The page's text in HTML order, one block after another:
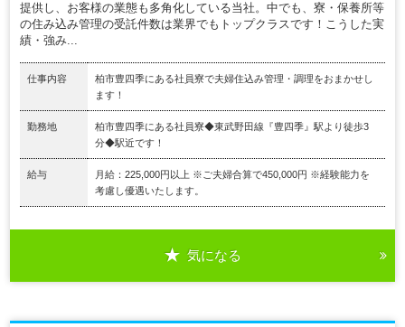
提供し、お客様の業態も多角化している当社。中でも、寮・保養所等
の住み込み管理の受託件数は業界でもトップクラスです！こうした実
績・強み...
仕事内容
柏市豊四季にある社員寮で夫婦住込み管理・調理をおまかせし
ます！
勤務地
柏市豊四季にある社員寮◆東武野田線『豊四季』駅より徒歩3
分◆駅近です！
給与
月給：225,000円以上 ※ご夫婦合算で450,000円 ※経験能力を
考慮し優遇いたします。
気になる